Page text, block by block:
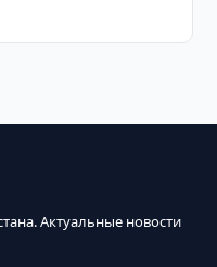
Актуальные новости